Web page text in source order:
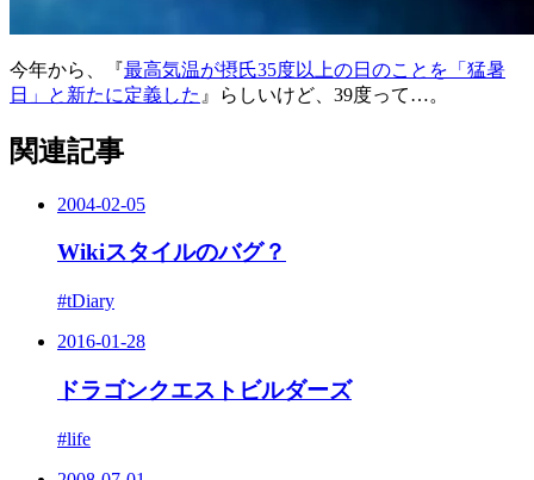
今年から、『最高気温が摂氏35度以上の日のことを「猛暑
日」と新たに定義した 』らしいけど、39度って…。
関連記事
2004-02-05
Wikiスタイルのバグ？
#tDiary
2016-01-28
ドラゴンクエストビルダーズ
#life